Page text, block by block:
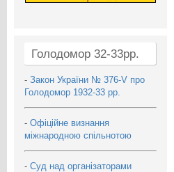
Голодомор 32-33рр.
- Закон України № 376-V про
Голодомор 1932-33 рр.
- Офіційне визнання
міжнародною спільнотою
- Суд над організаторами